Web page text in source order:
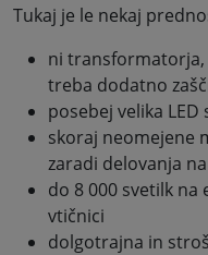
Tukaj je le nekaj
ni transformatorja,
treba dodatno
posebej velika
skoraj neomejene
zaradi delovanja
do 8 000 svetilk
vtičnici
dolgotrajna in